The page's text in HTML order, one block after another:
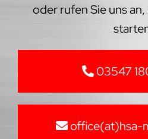
oder rufen Sie uns
03547
office(at)hsa-